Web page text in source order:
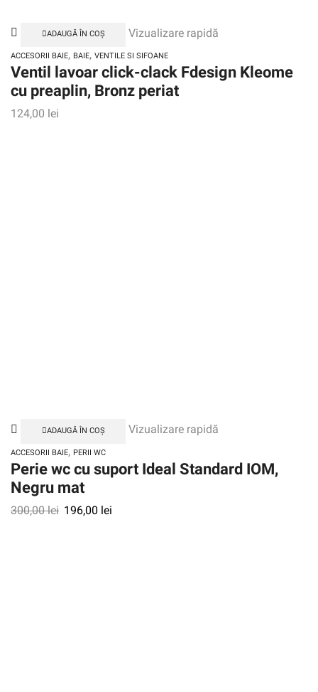
ADAUGĂ ÎN COȘ Vizualizare rapidă
ACCESORII BAIE, BAIE, VENTILE SI SIFOANE
Ventil lavoar click-clack Fdesign Kleome
cu preaplin, Bronz periat
124,00 lei
ADAUGĂ ÎN COȘ Vizualizare rapidă
ACCESORII BAIE, PERII WC
Perie wc cu suport Ideal Standard IOM,
Negru mat
300,00lei 196,00 lei